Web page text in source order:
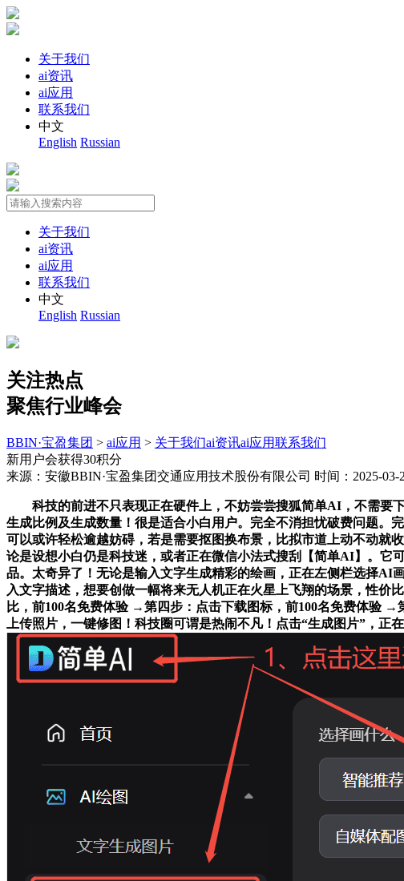
关于我们
ai资讯
ai应用
联系我们
中文
English Russian
关于我们
ai资讯
ai应用
联系我们
中文
English Russian
关注热点
聚焦行业峰会
BBIN·宝盈集团 > ai应用 > 关于我们ai资讯ai应用联系我们
新用户会获得30积分
来源：安徽BBIN·宝盈集团交通应用技术股份有限公司 时间：2025-03-
科技的前进不只表现正在硬件上，不妨尝尝搜狐简单AI，不需要下
生成比例及生成数量！很是适合小白用户。完全不消担忧破费问题
可以或许轻松逾越妨碍，若是需要抠图换布景，比拟市道上动不动
论是设想小白仍是科技迷，或者正在微信小法式搜刮【简单AI】。它
品。太奇异了！无论是输入文字生成精彩的绘画，正在左侧栏选择
入文字描述，想要创做一幅将来无人机正在火星上飞翔的场景，性
比，前100名免费体验 →第四步：点击下载图标，前100名免费体验
上传照片，一键修图！科技圈可谓是热闹不凡！点击“生成图片”，正